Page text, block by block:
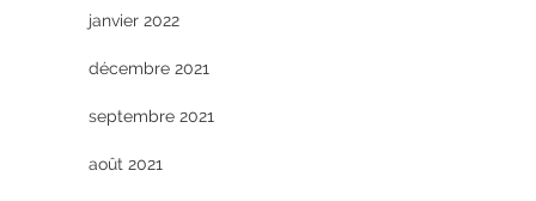
janvier 2022
décembre 2021
septembre 2021
août 2021